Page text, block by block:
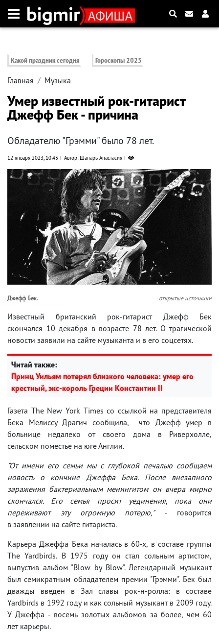
Какой праздник сегодня Гороскопы 2025
Главная Музыка
Умер известный рок-гитарист
Джефф Бек - причина
Обладателю "Грэмми" было 78 лет.
12 января 2023, 10:43 Автор: Шапарь Анастасия
Джефф Бек. открытые источники
Известный британский рок-гитарист Джефф Бек
скончался 10 декабря в возрасте 78 лет. О трагической
новости заявили на сайте музыканта и в его соцсетях.
Читай также:
Принц Уильям потерял близкого человека: умер его
крестный, экс-король Греции Константин II
Газета The New York Times со ссылкой на представителя
Бека Мелиссу Драгич сообщила, что Джефф умер в
больнице недалеко от своего дома в Риверхолле,
сельском поместье на юге Англии.
"От имени его семьи мы с глубокой печалью сообщаем
новость о кончине Джеффа Бека. После внезапного
заражения бактериальным менингитом он вчера мирно
скончался. Его семья просит уединения, пока они
переживают эту огромную потерю," - говорится
в заявлении на сайте гитариста.
Карьера Джеффа Бека началась в 60-х, в составе группы
The Yardbirds. В 1975 году он стал сольным артистом,
выпустив альбом "Blow by Blow". Легендарный музыкант
был семикратным обладателем премии "Грэмми". Бек был
дважды введен в Зал славы рок-н-ролла: в составе
Yardbirds в 1992 году и как сольный музыкант в 2009 году.
У Джеффа - восемь золотых альбомов за более, чем 60
лет карьеры.